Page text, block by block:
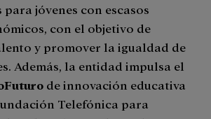
jóvenes con escasos
con el objetivo de
y promover la igualdad de
Además, la entidad impulsa el
de innovación educativa
Telefónica para